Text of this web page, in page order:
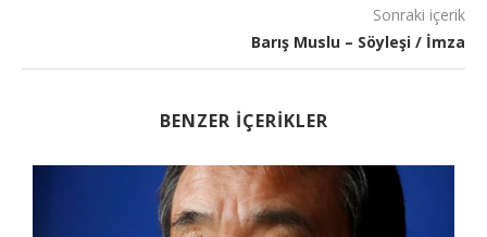
Sonraki içerik
Barış Muslu – Söyleşi / İmza
BENZER İÇERIKLER